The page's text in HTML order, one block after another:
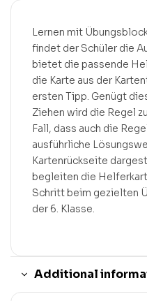
Lernen mit
findet der Schüler die
bietet die passende
die Karte aus der
ersten Tipp. Genügt
Ziehen wird die Regel
Fall, dass auch die
ausführliche
Kartenrückseite
begleiten die
Schritt beim gezielten
der 6. Klasse.
Additional